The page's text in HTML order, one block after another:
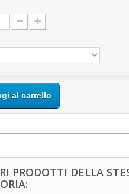
al carrello
PRODOTTI DELLA